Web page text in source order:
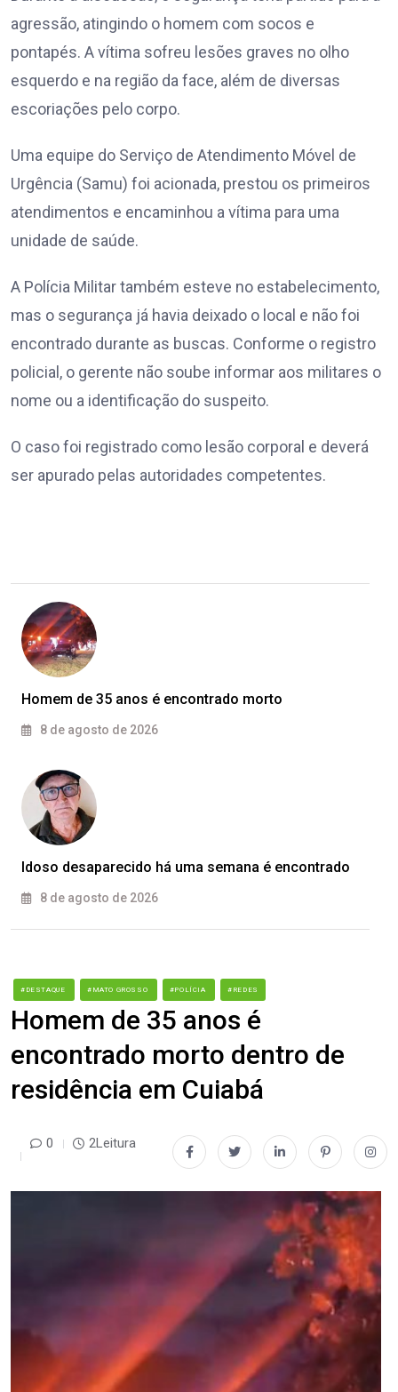
agressão, atingindo o homem com socos e
pontapés. A vítima sofreu lesões graves no olho
esquerdo e na região da face, além de diversas
escoriações pelo corpo.
Uma equipe do Serviço de Atendimento Móvel de
Urgência (Samu) foi acionada, prestou os primeiros
atendimentos e encaminhou a vítima para uma
unidade de saúde.
A Polícia Militar também esteve no estabelecimento,
mas o segurança já havia deixado o local e não foi
encontrado durante as buscas. Conforme o registro
policial, o gerente não soube informar aos militares o
nome ou a identificação do suspeito.
O caso foi registrado como lesão corporal e deverá
ser apurado pelas autoridades competentes.
Homem de 35 anos é encontrado morto
8 de agosto de 2026
Idoso desaparecido há uma semana é encontrado
8 de agosto de 2026
#DESTAQUE #MATO GROSSO #POLÍCIA #REDES
Homem de 35 anos é
encontrado morto dentro de
residência em Cuiabá
0 2Leitura